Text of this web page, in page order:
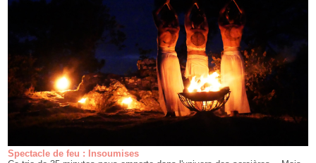
Spectacle de feu : Insoumises